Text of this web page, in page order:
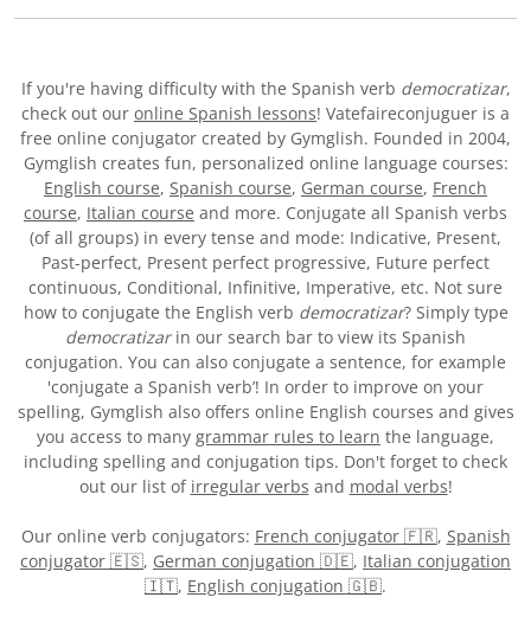
If you're having difficulty with the Spanish verb democratizar,
check out our online Spanish lessons! Vatefaireconjuguer is a
free online conjugator created by Gymglish. Founded in 2004,
Gymglish creates fun, personalized online language courses:
English course, Spanish course, German course, French
course, Italian course and more. Conjugate all Spanish verbs
(of all groups) in every tense and mode: Indicative, Present,
Past-perfect, Present perfect progressive, Future perfect
continuous, Conditional, Infinitive, Imperative, etc. Not sure
how to conjugate the English verb democratizar? Simply type
democratizarin our search bar to view its Spanish
conjugation. You can also conjugate a sentence, for example
'conjugate a Spanish verb’! In order to improve on your
spelling, Gymglish also offers online English courses and gives
you access to many grammar rules to learn the language,
including spelling and conjugation tips. Don't forget to check
out our list of irregular verbs and modal verbs!
Our online verb conjugators: French conjugator 🇫🇷, Spanish
conjugator 🇪🇸, German conjugation 🇩🇪, Italian conjugation
🇮🇹, English conjugation 🇬🇧.